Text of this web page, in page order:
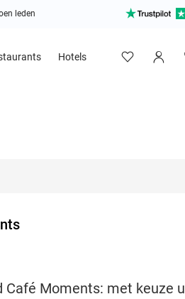
leden
Hotels
Moments: met keuze